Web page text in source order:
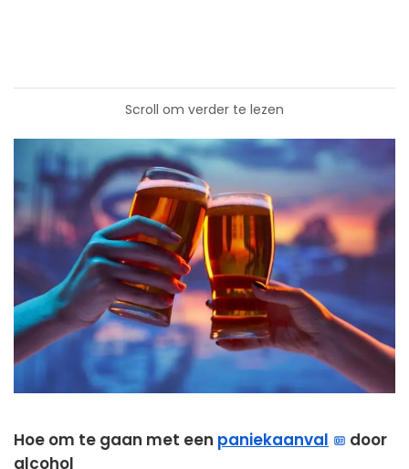
Scroll om verder te lezen
Hoe om te gaan met een paniekaanval
door
alcohol